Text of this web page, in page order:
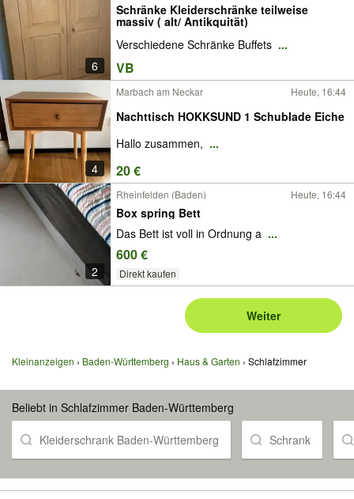
6
Schränke Kleiderschränke teilweise
massiv ( alt/ Antikquität)
Verschiedene Schränke Buffets ...
VB
4
Marbach am Neckar Heute, 16:44
Nachttisch HOKKSUND 1 Schublade Eiche
Hallo zusammen, ...
20 €
2
Rheinfelden (Baden) Heute, 16:44
Box spring Bett
Das Bett ist voll in Ordnung a ...
600 €
Direkt kaufen
Weiter
Kleinanzeigen Baden-Württemberg Haus & Garten Schlafzimmer
Beliebt in Schlafzimmer Baden-Württemberg
Kleiderschrank Baden-Württemberg Schrank